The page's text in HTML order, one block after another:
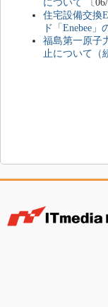
について 〔
住宅設備交換
ド「Enebee
福島第一原子
止について（